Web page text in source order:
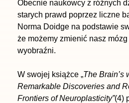
Obecnie naukowcy z różnych
starych prawd poprzez liczne
Norma Doidge na podstawie
że możemy zmienić nasz
wyobraźni.
W swojej książce „The Brain’s
Remarkable Discoveries and
Frontiers of Neuroplasticity”(4)